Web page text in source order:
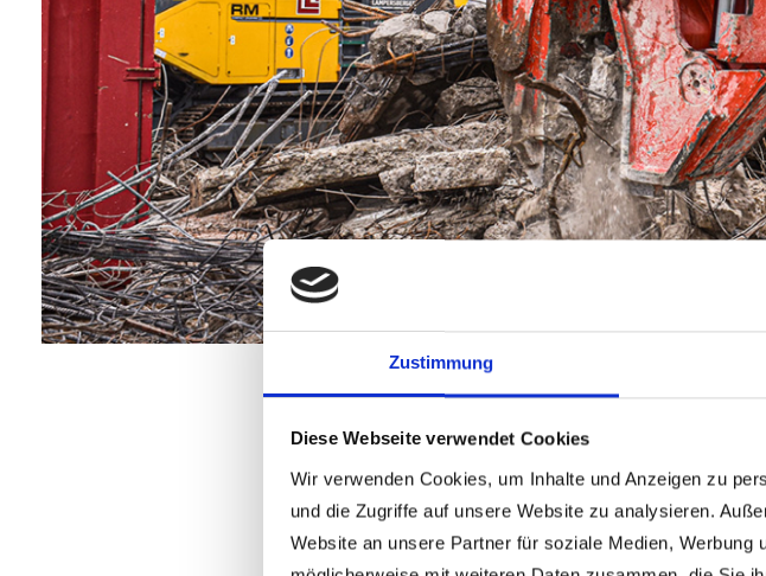
Zustimmung
Diese Webseite verwendet Cookies
Wir verwenden Cookies, um Inhalte und Anzeigen zu
und die Zugriffe auf unsere Website zu analysieren.
Website an unsere Partner für soziale Medien,
Der neue FU1000
In der aktuellen Ausgabe der Wimmer-News haben wir
Die “FU-Kräfte” wirken bereits bei unserem Kunden